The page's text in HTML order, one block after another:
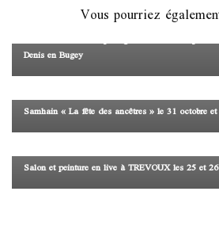
Vous pourriez
Journée rencontre et partage avec des
Denis en Bugey
Samhain « La fête des ancêtres » le 31 octobre
Salon et peinture en live à TREVOUX les 25 et